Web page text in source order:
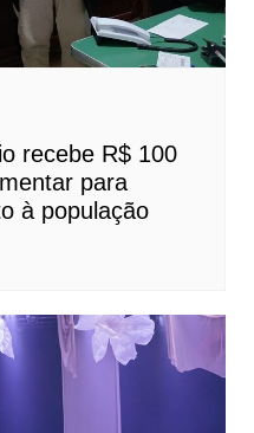
recebe R$ 100
para
à população